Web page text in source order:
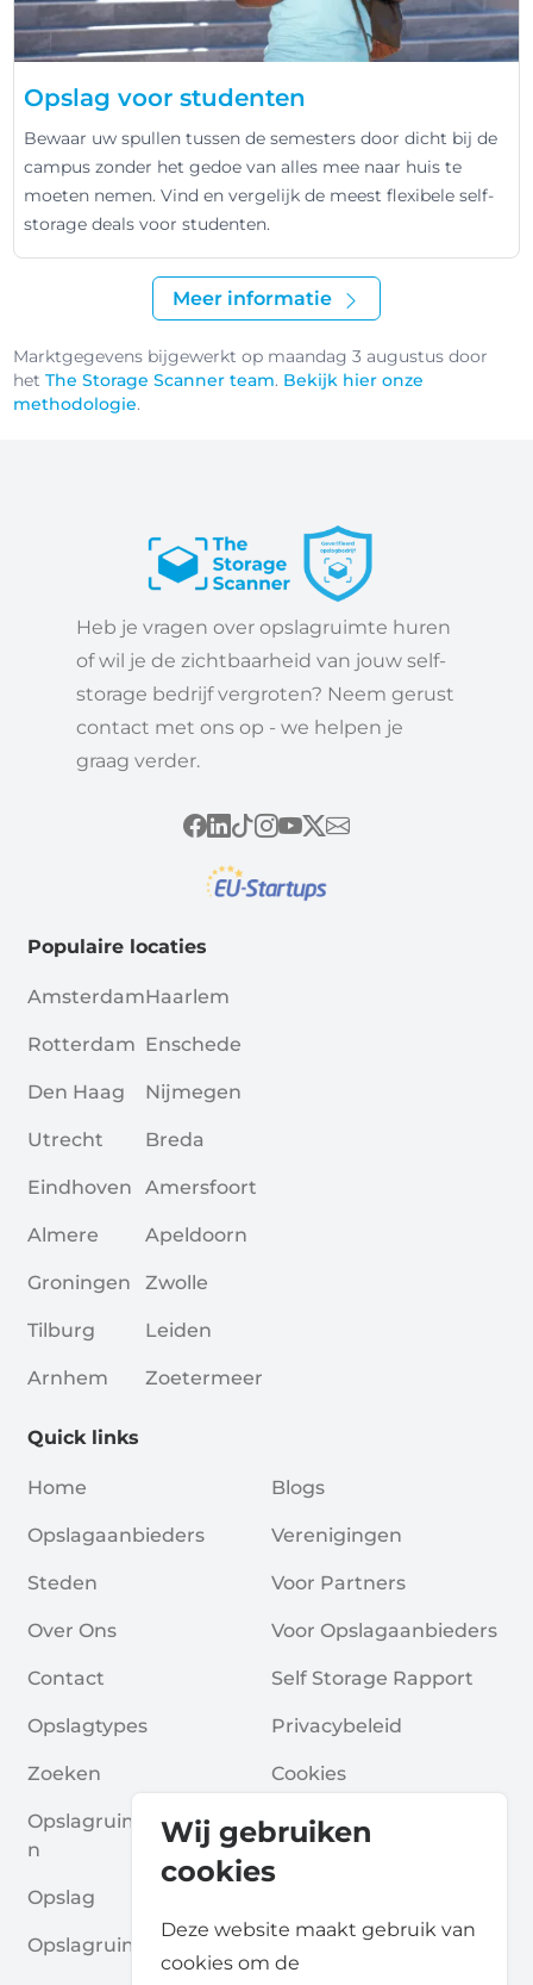
Opslag voor studenten
Bewaar uw spullen tussen de semesters door dicht bij de
campus zonder het gedoe van alles mee naar huis te
moeten nemen. Vind en vergelijk de meest flexibele self-
storage deals voor studenten.
Meer informatie
Marktgegevens bijgewerkt op maandag 3 augustus door
hetThe Storage Scanner team. Bekijk hier onze
methodologie.
Wij gebruiken
cookies
Deze website maakt gebruik van
cookies om de
Heb je vragen over opslagruimte huren
of wil je de zichtbaarheid van jouw self-
storage bedrijf vergroten? Neem gerust
contact met ons op - we helpen je
graag verder.
Populaire locaties
Amsterdam
Rotterdam
Den Haag
Utrecht
Eindhoven
Almere
Groningen
Tilburg
Arnhem
Haarlem
Enschede
Nijmegen
Breda
Amersfoort
Apeldoorn
Zwolle
Leiden
Zoetermeer
Quick links
Home
Opslagaanbieders
Steden
Over Ons
Contact
Opslagtypes
Zoeken
Opslagruimte Aanvrage
N
Opslag
Opslagruimte Gidsen
Blogs
Verenigingen
Voor Partners
Voor Opslagaanbieders
Self Storage Rapport
Privacybeleid
Cookies
Algemene Voorwaarde